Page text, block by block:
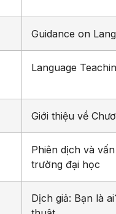
Guidance on
Language
Giới thiệu về
Phiên dịch và
trường đại học
Dịch giả: Bạn là